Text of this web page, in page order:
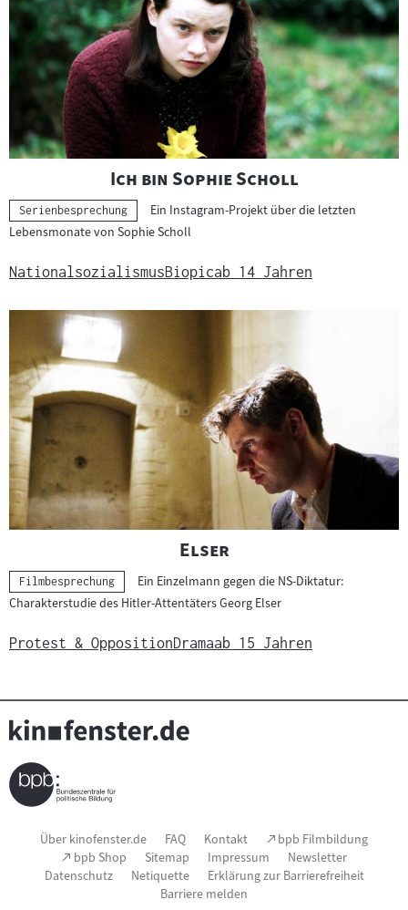
"
Ich bin Sophie Scholl"
Kategorie:
Serienbesprechung
Ein Instagram-Projekt über die letzten
Lebensmonate von Sophie Scholl
NationalsozialismusBiopicab 14 Jahren
"
Elser"
Kategorie:
Filmbesprechung
Ein Einzelmann gegen die NS-Diktatur:
Charakterstudie des Hitler-Attentäters Georg Elser
Protest & OppositionDramaab 15 Jahren
Seitenfußnavigation
Über kinofenster.de FAQ Kontakt (Link
öffnet
im
neuen
bpb Filmbildung
(Link
öffnet
im
bpb Shop Sitemap Impressum
Newsletter
Datenschutz
Netiquette
Erklärung zur Barrierefreiheit
Barriere melden